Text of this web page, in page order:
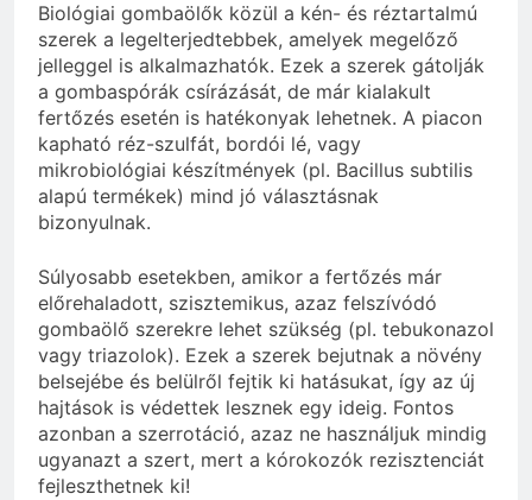
Biológiai gombaölők közül a kén- és réztartalmú
szerek a legelterjedtebbek, amelyek megelőző
jelleggel is alkalmazhatók. Ezek a szerek gátolják
a gombaspórák csírázását, de már kialakult
fertőzés esetén is hatékonyak lehetnek. A piacon
kapható réz-szulfát, bordói lé, vagy
mikrobiológiai készítmények (pl. Bacillus subtilis
alapú termékek) mind jó választásnak
bizonyulnak.
Súlyosabb esetekben, amikor a fertőzés már
előrehaladott, szisztemikus, azaz felszívódó
gombaölő szerekre lehet szükség (pl. tebukonazol
vagy triazolok). Ezek a szerek bejutnak a növény
belsejébe és belülről fejtik ki hatásukat, így az új
hajtások is védettek lesznek egy ideig. Fontos
azonban a szerrotáció, azaz ne használjuk mindig
ugyanazt a szert, mert a kórokozók rezisztenciát
fejleszthetnek ki!